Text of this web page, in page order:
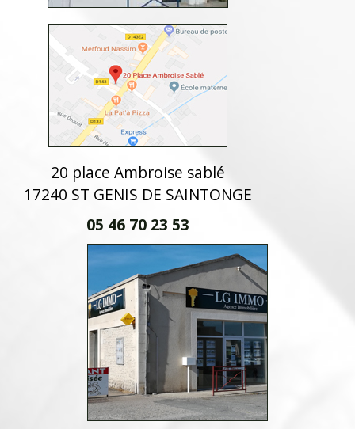
20 place Ambroise sablé
17240 ST GENIS DE SAINTONGE
05 46 70 23 53